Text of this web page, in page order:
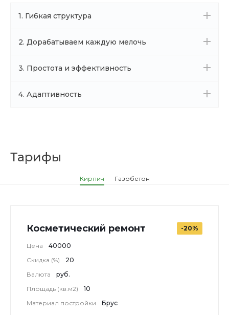
1. Гибкая структура
2. Дорабатываем каждую мелочь
3. Простота и эффективность
4. Адаптивность
Тарифы
Кирпич Газобетон
Косметический ремонт -20%
Цена
40000
Скидка (%)
20
Валюта
руб.
Площадь (кв.м2)
10
Материал постройки
Брус